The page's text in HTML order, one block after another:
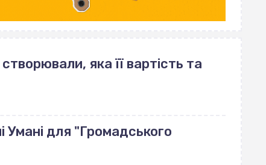
яка її вартість та
Умані для "Громадського